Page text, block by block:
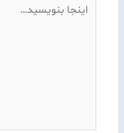
بنویسید…